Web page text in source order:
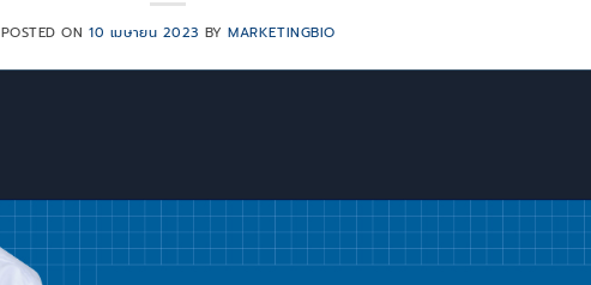
POSTED ON10 เมษายน 2023 BYMARKETINGBIO